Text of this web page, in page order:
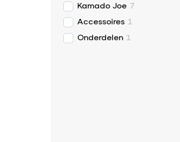
Kamado Joe 7
Accessoires 1
Onderdelen 1